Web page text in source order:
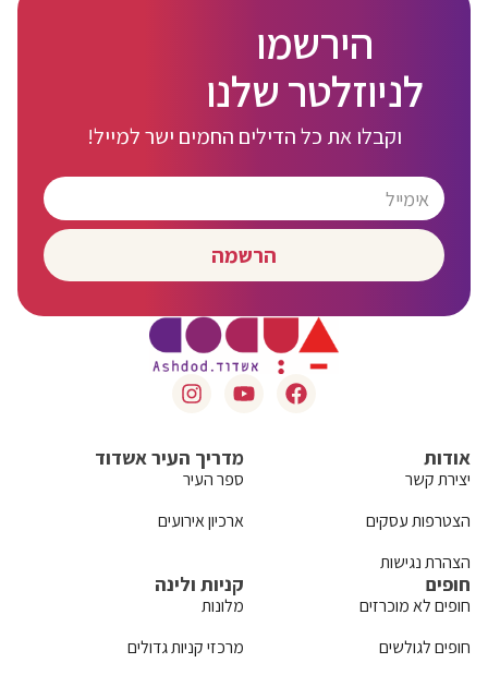
הירשמו
לניוזלטר שלנו
וקבלו את כל הדילים החמים ישר למייל!
הרשמה
אודות
יצירת קשר
הצטרפות עסקים
הצהרת נגישות
מדריך העיר אשדוד
ספר העיר
ארכיון אירועים
חופים
חופים לא מוכרזים
חופים לגולשים
קניות ולינה
מלונות
מרכזי קניות גדולים